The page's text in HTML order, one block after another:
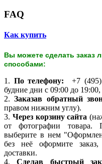
FAQ
Как купить
Вы можете сделать
способами:
1. По телефону: +7 (495)
будние дни с 09:00 до
2.Заказав обратный
правом нижним углу).
3. Через корзину сайта
от фотографии товара.
выберите в нем
без неё оформите
доставки.
4.Сделав быстрый